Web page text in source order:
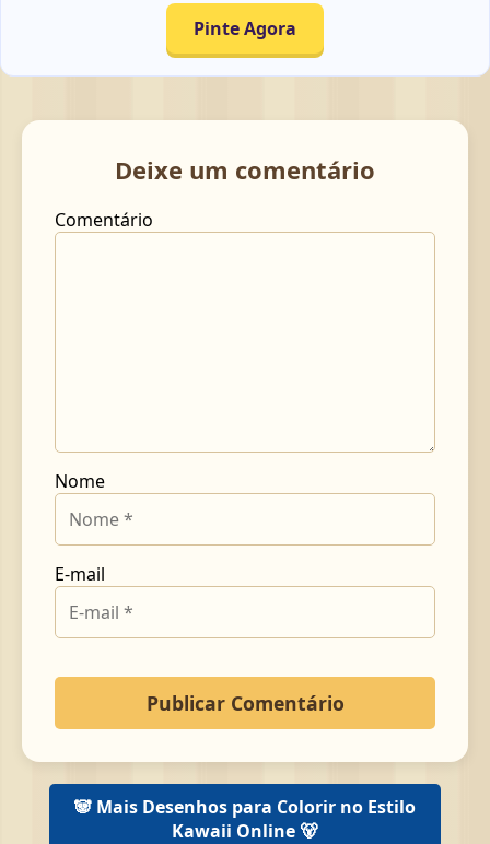
Pinte Agora
Deixe um comentário
Comentário
Nome
E-mail
🐼 Mais Desenhos para Colorir no Estilo
Kawaii Online 🐻